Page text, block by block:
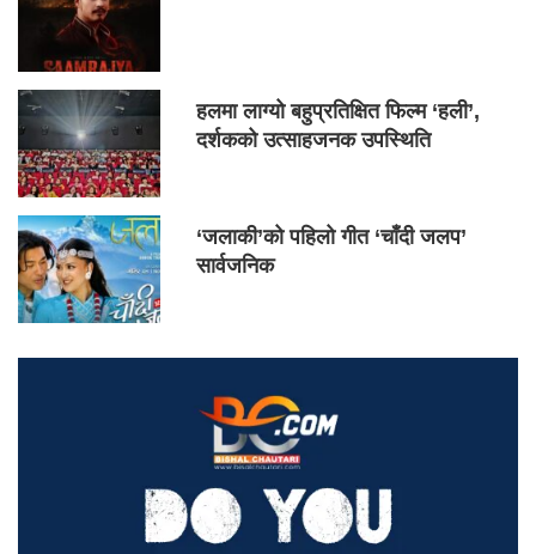
हलमा लाग्यो बहुप्रतिक्षित फिल्म ‘हली’,
दर्शकको उत्साहजनक उपस्थिति
‘जलाकी’को पहिलो गीत ‘चाँदी जलप’
सार्वजनिक